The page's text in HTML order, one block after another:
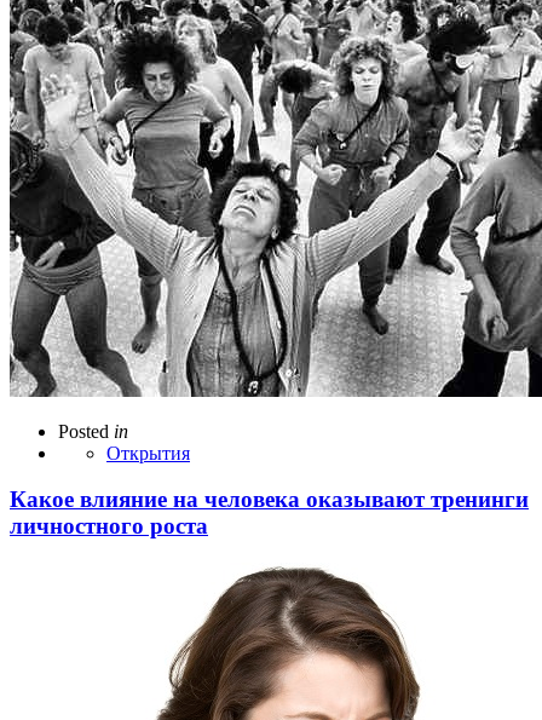
Posted in
Открытия
Какое влияние на человека оказывают тренинги
личностного роста